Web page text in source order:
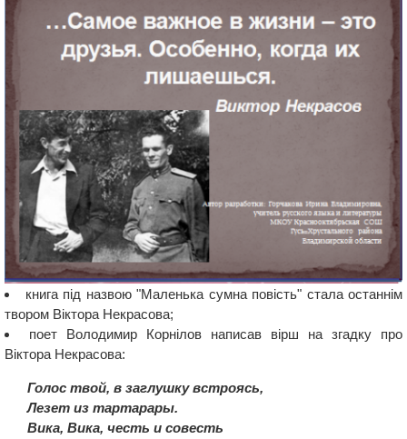
книга під назвою "Маленька сумна повість" стала останнім
твором Віктора Некрасова;
поет Володимир Корнілов написав вірш на згадку про
Віктора Некрасова:
Голос твой, в заглушку встроясь,
Лезет из тартарары.
Вика, Вика, честь и совесть